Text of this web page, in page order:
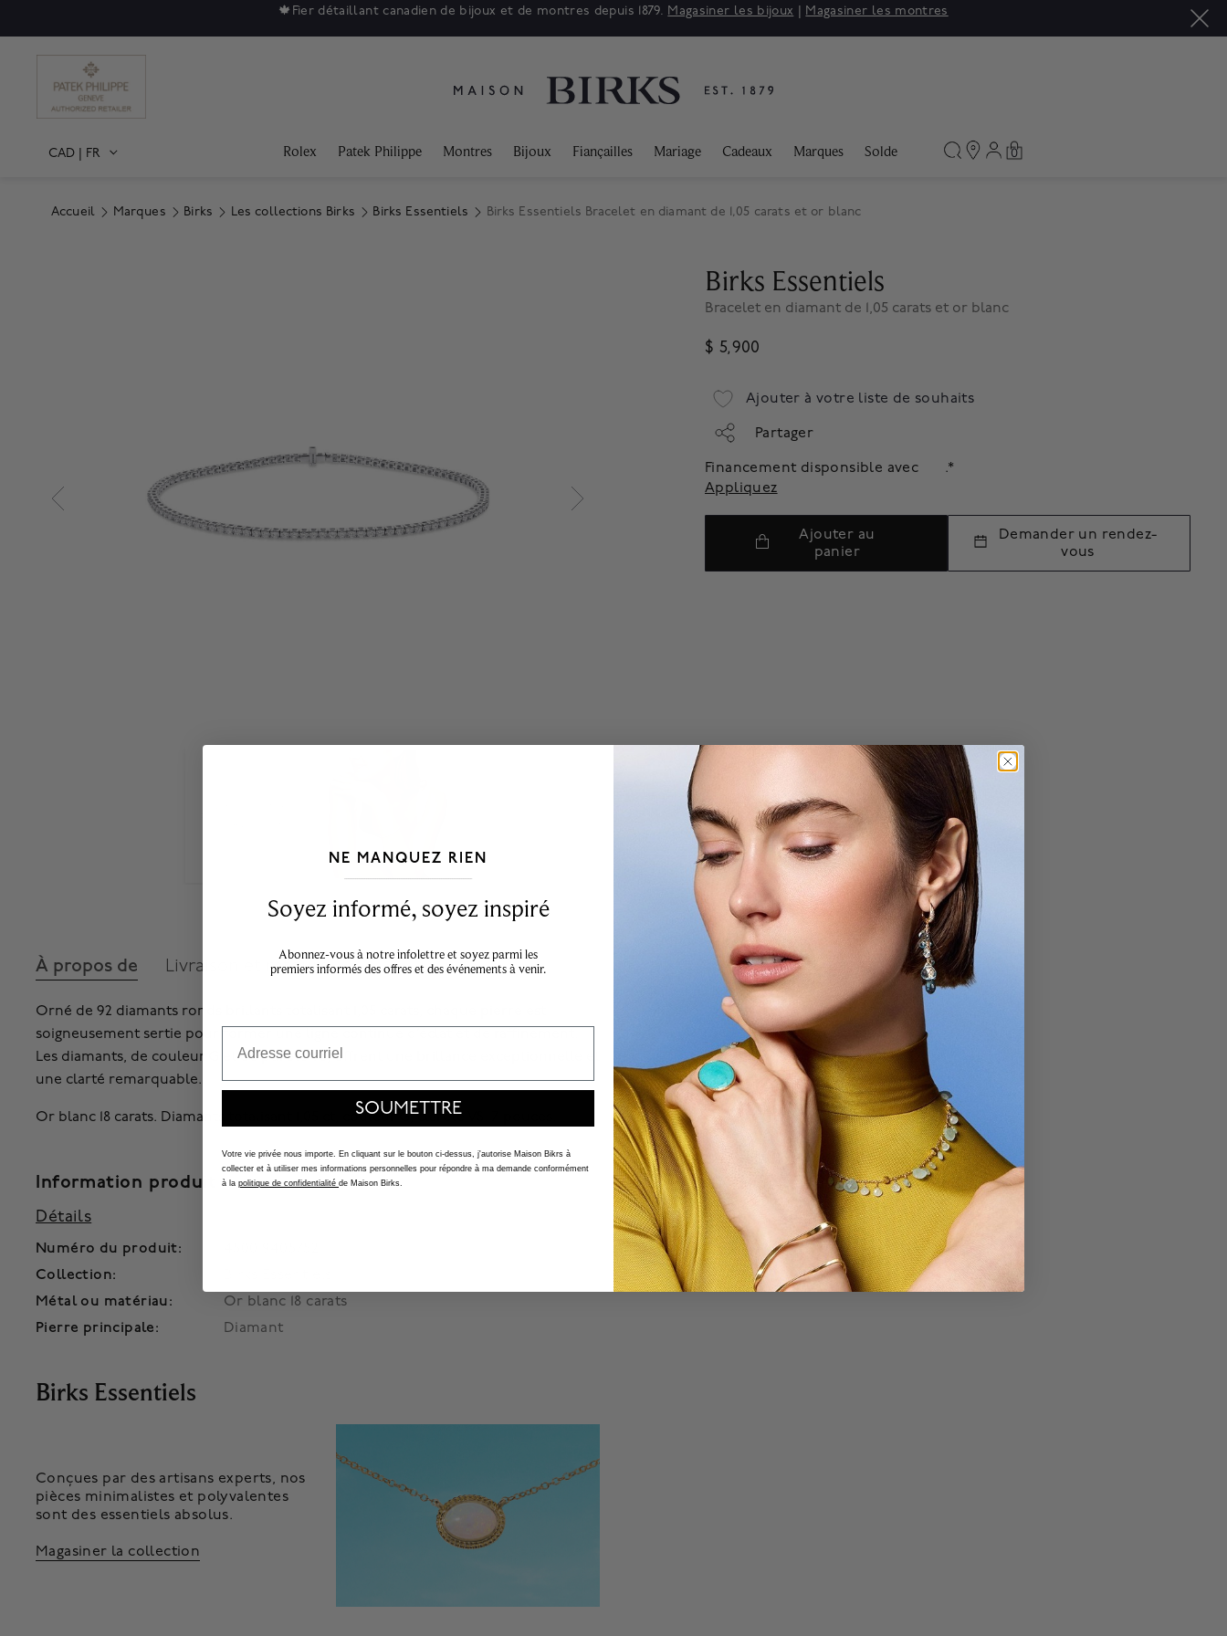
🍁 Fier détaillant canadien de bijoux et de montres depuis 1879. Magasiner les bijoux | Magasiner les montres
CAD | FR Rolex Patek Philippe Montres Bijoux Fiançailles Mariage Cadeaux Marques Solde 0
Accueil Marques Birks Les collections Birks Birks Essentiels Birks Essentiels Bracelet en diamant de 1,05 carats et or blanc
À propos de Livraison et retours
Orné de 92 diamants ronds brillants totalisant 1,05 carats, chaque pierre est
soigneusement sertie pour former une ligne continue d’éclat et de raffinement.
Les diamants, de couleur G et de pureté VS, offrent une brillance exceptionnelle et
une clarté remarquable.
Or blanc 18 carats. Diamants totalisant 1,05 ct, couleur G, clareté VS. 7 pouces.
Information produit
Détails
Numéro du produit:
Collection:
Métal ou matériau:
Or blanc 18 carats
Pierre principale:
Diamant
Birks Essentiels
Conçues par des artisans experts, nos
pièces minimalistes et polyvalentes
sont des essentiels absolus.
Magasiner la collection
Birks Essentiels
Bracelet en diamant de 1,05 carats et or blanc
$ 5,900
Ajouter à votre liste de souhaits
Partager
Financement disponsible avec
.*
Appliquez
Ajouter au
panier
Demander un rendez-
vous
NE MANQUEZ RIEN
Soyez informé, soyez inspiré
Abonnez-vous à notre infolettre et soyez parmi les
premiers informés des offres et des événements à venir.
SOUMETTRE
Votre vie privée nous importe. En cliquant sur le bouton ci-dessus, j'autorise Maison Bikrs à
collecter et à utiliser mes informations personnelles pour répondre à ma demande conformément
à la politique de confidentialité de Maison Birks.